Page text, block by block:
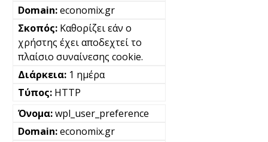
economix.gr
Καθορίζει εάν ο
χρήστης έχει αποδεχτεί το
πλαίσιο συναίνεσης cookie.
1 ημέρα
HTTP
wpl_user_preference
economix.gr